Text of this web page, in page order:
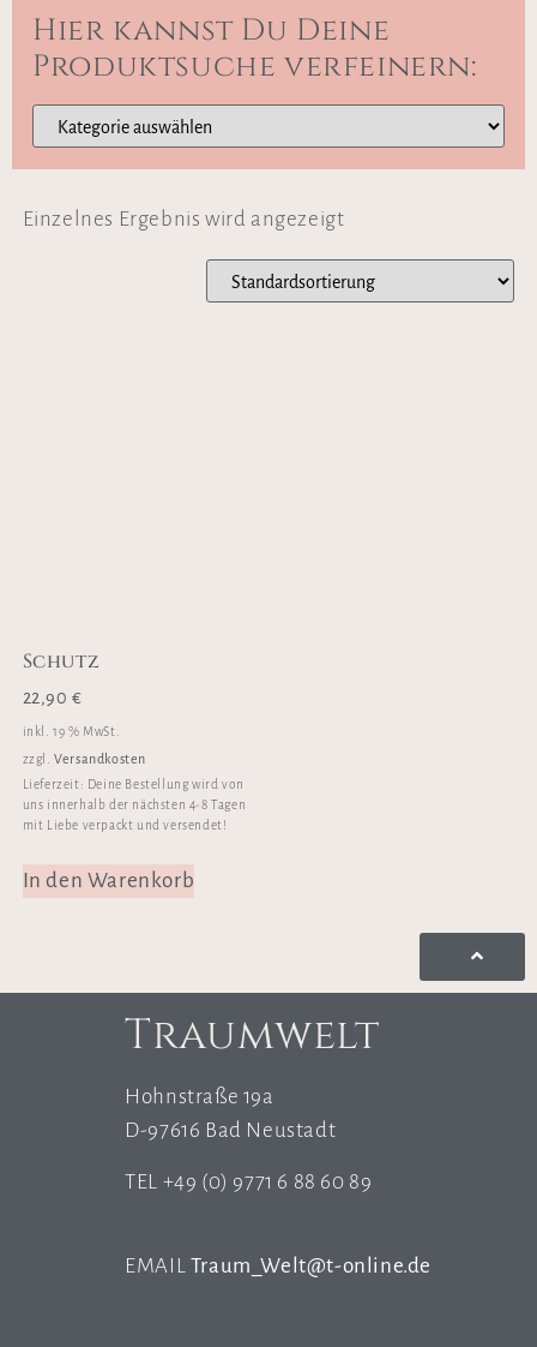
Hier kannst Du Deine
Produktsuche verfeinern:
Einzelnes Ergebnis wird angezeigt
Schutz
22,90€
inkl. 19 % MwSt.
zzgl.Versandkosten
Lieferzeit: Deine Bestellung wird von
uns innerhalb der nächsten 4-8 Tagen
mit Liebe verpackt und versendet!
In den Warenkorb
Traumwelt
Hohnstraße 19a
D-97616 Bad Neustadt
TEL +49 (0) 9771 6 88 60 89
EMAIL Traum_Welt@t-online.de